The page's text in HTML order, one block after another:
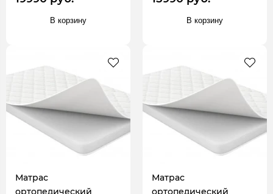
В корзину В корзину
Матрас
ортопедический
Матрас
ортопедический